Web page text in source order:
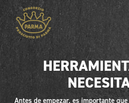
Antes de empezar, es importante